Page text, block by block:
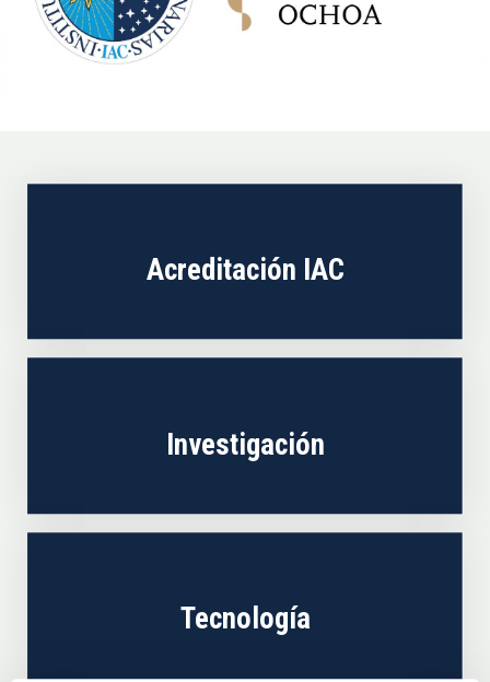
Acreditación IAC
Investigación
Tecnología